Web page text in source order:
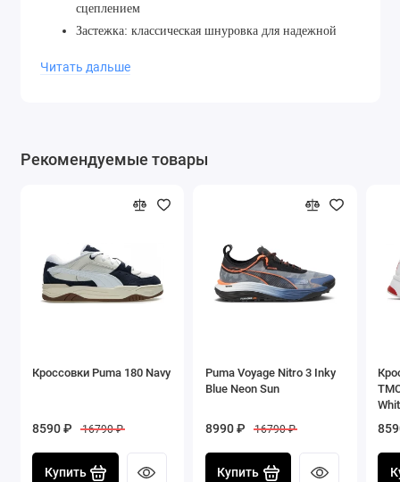
сцеплением
Застежка: классическая шнуровка для надежной
Язычок и воротник: мягкие и удобные, для
структуры и поддержки
Читать дальше
Рекомендуемые товары
Кроссовки Puma 180 Navy
8590 ₽ 16790 ₽
Купить
Puma Voyage Nitro 3 Inky
Blue Neon Sun
8990 ₽ 16790 ₽
Купить